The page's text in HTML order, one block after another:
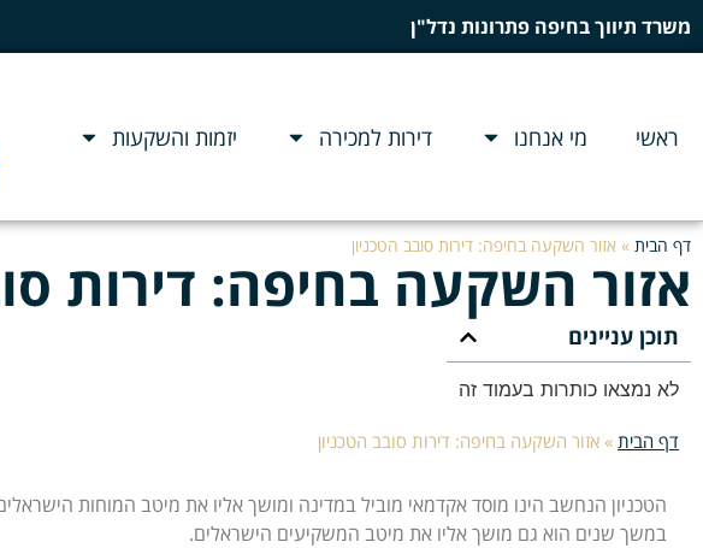
משרד תיווך בחיפה פתרונות נדל"ן
ראשי מי אנחנו דירות למכירה יזמות והשקעות
דף הבית » אזור השקעה בחיפה: דירות סובב הטכניון
אזור השקעה בחיפה: דירות
תוכן עניינים
לא נמצאו כותרות בעמוד זה
דף הבית » אזור השקעה בחיפה: דירות סובב הטכניון
הטכניון הנחשב הינו מוסד אקדמאי מוביל במדינה ומושך אליו את מיטב המוחות
במשך שנים הוא גם מושך אליו את מיטב המשקיעים הישראלים.